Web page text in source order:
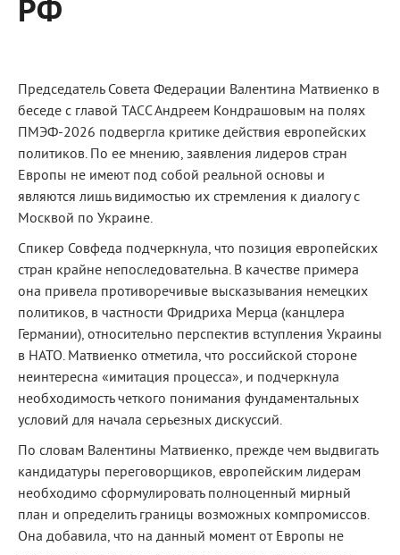
РФ
Председатель Совета Федерации Валентина Матвиенко в
беседе с главой ТАСС Андреем Кондрашовым на полях
ПМЭФ-2026 подвергла критике действия европейских
политиков. По ее мнению, заявления лидеров стран
Европы не имеют под собой реальной основы и
являются лишь видимостью их стремления к диалогу с
Москвой по Украине.
Спикер Совфеда подчеркнула, что позиция европейских
стран крайне непоследовательна. В качестве примера
она привела противоречивые высказывания немецких
политиков, в частности Фридриха Мерца (канцлера
Германии), относительно перспектив вступления Украины
в НАТО. Матвиенко отметила, что российской стороне
неинтересна «имитация процесса», и подчеркнула
необходимость четкого понимания фундаментальных
условий для начала серьезных дискуссий.
По словам Валентины Матвиенко, прежде чем выдвигать
кандидатуры переговорщиков, европейским лидерам
необходимо сформулировать полноценный мирный
план и определить границы возможных компромиссов.
Она добавила, что на данный момент от Европы не